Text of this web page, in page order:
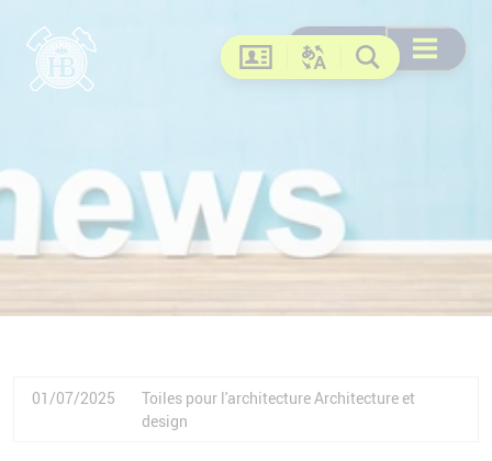
Contact
Changer la langue
DE EN FR
US
Recherche
Recherche
RechercheOuvrir le
01/07/2025 Toiles pour l'architectureArchitecture et
design